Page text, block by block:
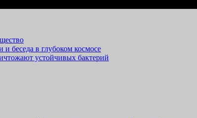
беседа в глубоком космосе
устойчивых бактерий